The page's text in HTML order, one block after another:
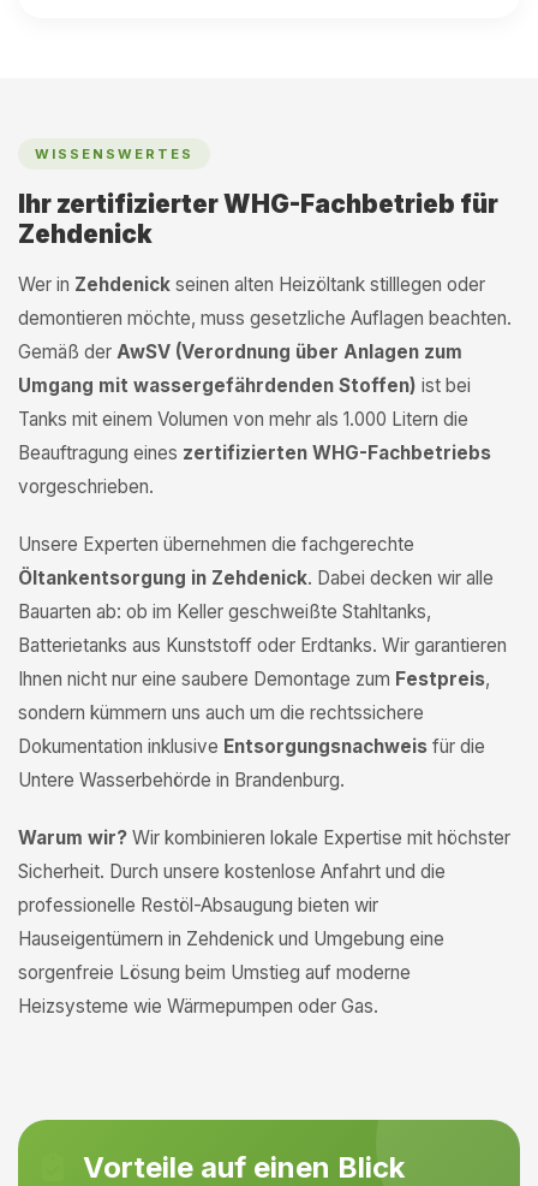
WISSENSWERTES
Ihr zertifizierter WHG-Fachbetrieb für
Zehdenick
Wer in Zehdenick seinen alten Heizöltank stilllegen oder
demontieren möchte, muss gesetzliche Auflagen beachten.
Gemäß der AwSV (Verordnung über Anlagen zum
Umgang mit wassergefährdenden Stoffen) ist bei
Tanks mit einem Volumen von mehr als 1.000 Litern die
Beauftragung eines zertifizierten WHG-Fachbetriebs
vorgeschrieben.
Unsere Experten übernehmen die fachgerechte
Öltankentsorgung in Zehdenick. Dabei decken wir alle
Bauarten ab: ob im Keller geschweißte Stahltanks,
Batterietanks aus Kunststoff oder Erdtanks. Wir garantieren
Ihnen nicht nur eine saubere Demontage zum Festpreis,
sondern kümmern uns auch um die rechtssichere
Dokumentation inklusive Entsorgungsnachweis für die
Untere Wasserbehörde in Brandenburg.
Warum wir? Wir kombinieren lokale Expertise mit höchster
Sicherheit. Durch unsere kostenlose Anfahrt und die
professionelle Restöl-Absaugung bieten wir
Hauseigentümern in Zehdenick und Umgebung eine
sorgenfreie Lösung beim Umstieg auf moderne
Heizsysteme wie Wärmepumpen oder Gas.
Vorteile auf einen Blick